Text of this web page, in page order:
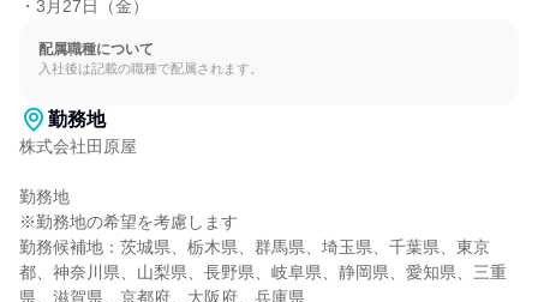
・3月27日（金）
配属職種について
入社後は記載の職種で配属されます。
勤務地
株式会社田原屋
勤務地
※勤務地の希望を考慮します
勤務候補地：茨城県、栃木県、群馬県、埼玉県、千葉県、東京
都、神奈川県、山梨県、長野県、岐阜県、静岡県、愛知県、三重
県、滋賀県、京都府、大阪府、兵庫県